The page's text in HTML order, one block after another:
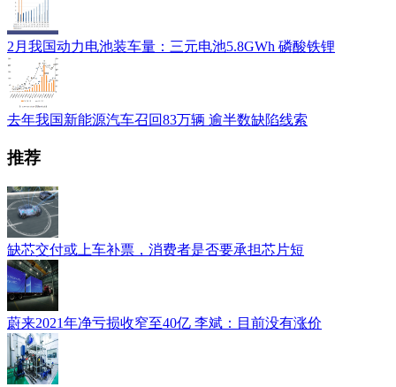
2月我国动力电池装车量：三元电池5.8GWh 磷酸铁锂
去年我国新能源汽车召回83万辆 逾半数缺陷线索
推荐
缺芯交付或上车补票，消费者是否要承担芯片短
蔚来2021年净亏损收窄至40亿 李斌：目前没有涨价